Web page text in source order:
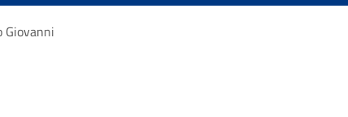
Giovanni